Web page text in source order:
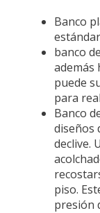
Banco
banco
además
puede
para
Banco
diseños
declive.
piso.
presión